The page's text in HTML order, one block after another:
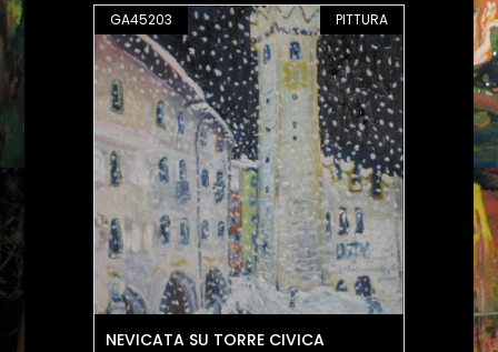
GA45203 PITTURA
NEVICATA SU TORRE CIVICA